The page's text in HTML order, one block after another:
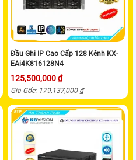
Đầu Ghi IP Cao Cấp 128 Kênh KX-
EAi4K816128N4
125,500,000 ₫
Giá Gốc: 179,137,000 ₫